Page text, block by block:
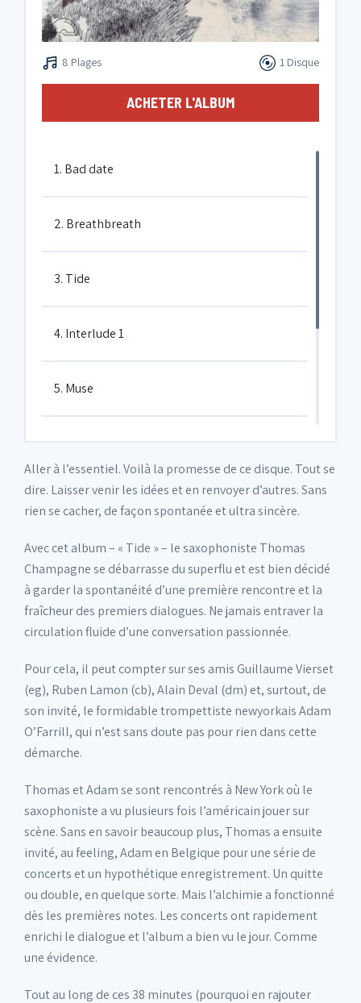
8 Plages 1 Disque
ACHETER L'ALBUM
1. Bad date
2. Breathbreath
3. Tide
4. Interlude 1
5. Muse
6. Looking forward
7. Interlude 2
8. Gentle breeze
Aller à l’essentiel. Voilà la promesse de ce disque. Tout se
dire. Laisser venir les idées et en renvoyer d’autres. Sans
rien se cacher, de façon spontanée et ultra sincère.
Avec cet album – « Tide » – le saxophoniste Thomas
Champagne se débarrasse du superflu et est bien décidé
à garder la spontanéité d’une première rencontre et la
fraîcheur des premiers dialogues. Ne jamais entraver la
circulation fluide d’une conversation passionnée.
Pour cela, il peut compter sur ses amis Guillaume Vierset
(eg), Ruben Lamon (cb), Alain Deval (dm) et, surtout, de
son invité, le formidable trompettiste newyorkais Adam
O’Farrill, qui n’est sans doute pas pour rien dans cette
démarche.
Thomas et Adam se sont rencontrés à New York où le
saxophoniste a vu plusieurs fois l’américain jouer sur
scène. Sans en savoir beaucoup plus, Thomas a ensuite
invité, au feeling, Adam en Belgique pour une série de
concerts et un hypothétique enregistrement. Un quitte
ou double, en quelque sorte. Mais l’alchimie a fonctionné
dès les premières notes. Les concerts ont rapidement
enrichi le dialogue et l’album a bien vu le jour. Comme
une évidence.
Tout au long de ces 38 minutes (pourquoi en rajouter